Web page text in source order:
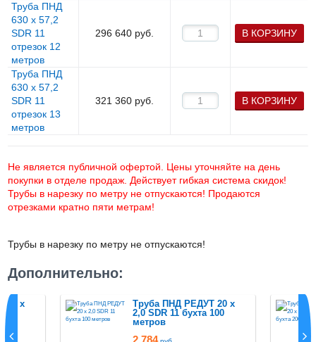
Труба ПНД
630 х 57,2
SDR 11
отрезок 12
метров
296 640 руб. В КОРЗИНУ
Труба ПНД
630 х 57,2
SDR 11
отрезок 13
метров
321 360 руб. В КОРЗИНУ
Не является публичной офертой. Цены уточняйте на день
покупки в отделе продаж. Действует гибкая система скидок!
Трубы в нарезку по метру не отпускаются! Продаются
отрезками кратно пяти метрам!
Трубы в нарезку по метру не отпускаются!
Дополнительно:
20 х
Труба ПНД РЕДУТ 20 х
2,0 SDR 11 бухта 100
метров
2 784